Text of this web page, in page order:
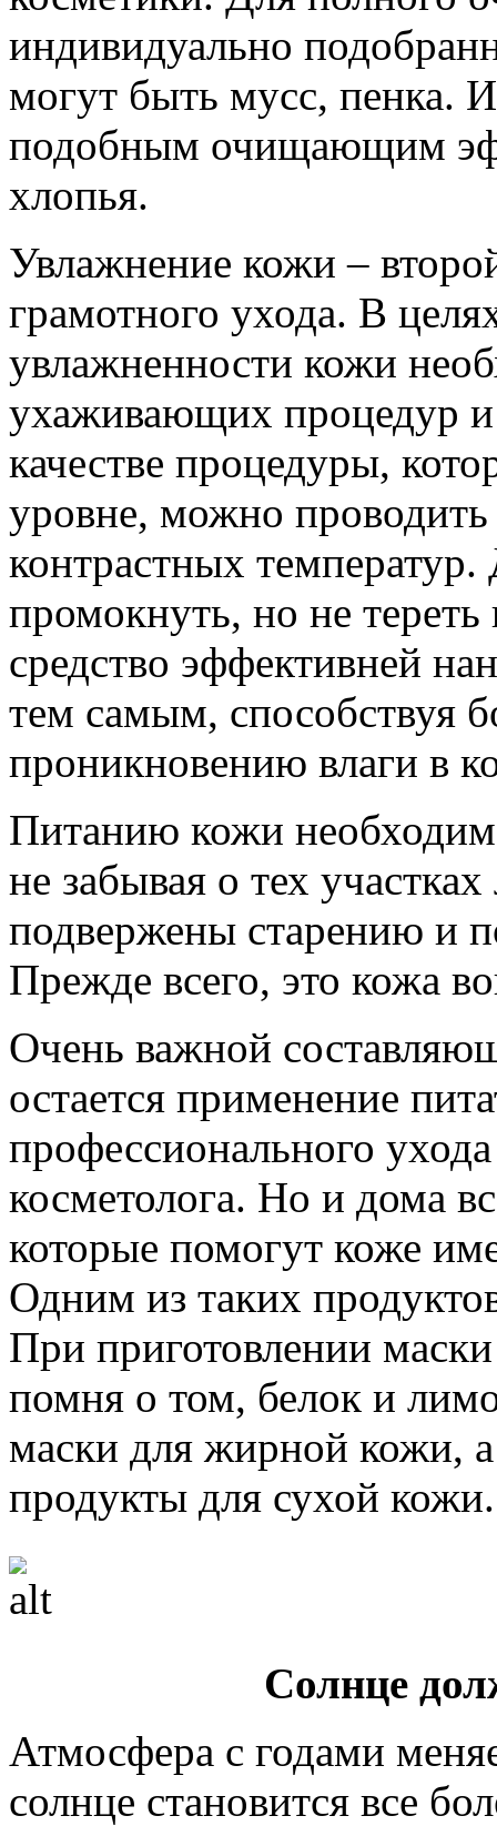
индивидуально
могут быть мусс, пенка.
подобным очищающим
хлопья.
Увлажнение кожи –
грамотного ухода. В
увлажненности кожи
ухаживающих процедур
качестве процедуры,
уровне, можно
контрастных
промокнуть, но не
средство эффективней
тем самым, способствуя
проникновению влаги в
Питанию кожи
не забывая о тех
подвержены старению и
Прежде всего, это кожа
Очень важной
остается применение
профессионального
косметолога. Но и дома
которые помогут коже
Одним из таких
При приготовлении
помня о том, белок и
маски для жирной кожи,
продукты для сухой кожи.
Солнце
Атмосфера с годами
солнце становится все